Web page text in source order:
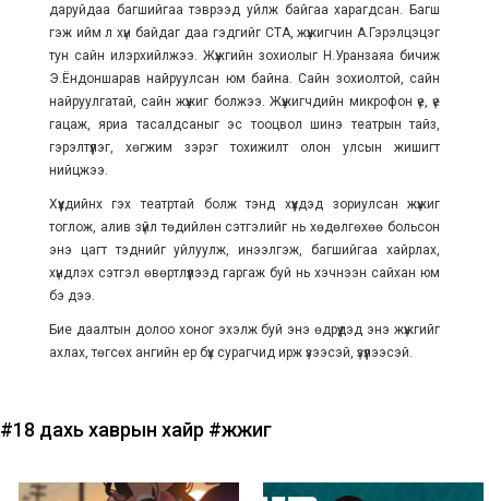
даруйдаа багшийгаа тэврээд уйлж байгаа харагдсан. Багш
гэж ийм л хүн байдаг даа гэдгийг СТА, жүжигчин А.Гэрэлцэцэг
тун сайн илэрхийлжээ. Жүжгийн зохиолыг Н.Уранзаяа бичиж
Э.Ёндоншарав найруулсан юм байна. Сайн зохиолтой, сайн
найруулгатай, сайн жүжиг болжээ. Жүжигчдийн микрофон үе, үе
гацаж, яриа тасалдсаныг эс тооцвол шинэ театрын тайз,
гэрэлтүүлэг, хөгжим зэрэг тохижилт олон улсын жишигт
нийцжээ.
Хүүхдийнх гэх театртай болж тэнд хүүхдэд зориулсан жүжиг
тоглож, алив зүйл төдийлөн сэтгэлийг нь хөдөлгөхөө больсон
энэ цагт тэднийг уйлуулж, инээлгэж, багшийгаа хайрлах,
хүндлэх сэтгэл өвөртлүүлээд гаргаж буй нь хэчнээн сайхан юм
бэ дээ.
Бие даалтын долоо хоног эхэлж буй энэ өдрүүдэд энэ жүжгийг
ахлах, төгсөх ангийн ер бүх сурагчид ирж үзээсэй, үзүүлээсэй.
#18 дахь хаврын хайр #жүжиг